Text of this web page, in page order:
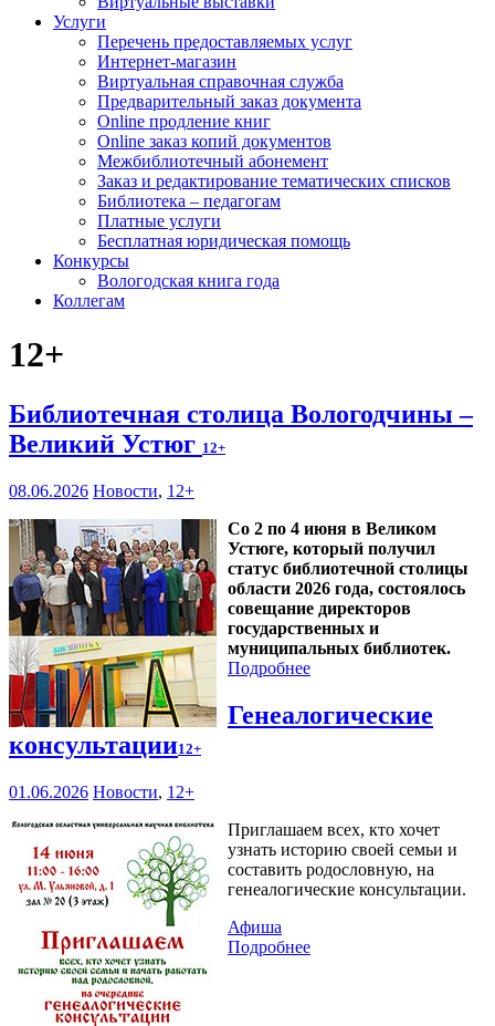
Услуги
Перечень предоставляемых услуг
Интернет-магазин
Виртуальная справочная служба
Предварительный заказ документа
Online продление книг
Online заказ копий документов
Межбиблиотечный абонемент
Заказ и редактирование тематических списков
Библиотека – педагогам
Платные услуги
Бесплатная юридическая помощь
Конкурсы
Вологодская книга года
Коллегам
12+
Библиотечная столица Вологодчины –
Великий Устюг 12+
08.06.2026 Новости, 12+
Со 2 по 4 июня в Великом
Устюге, который получил
статус библиотечной столицы
области 2026 года, состоялось
совещание директоров
государственных и
муниципальных библиотек.
Подробнее
Генеалогические
консультации12+
01.06.2026 Новости, 12+
Приглашаем всех, кто хочет
узнать историю своей семьи и
составить родословную, на
генеалогические консультации.
Афиша
Подробнее